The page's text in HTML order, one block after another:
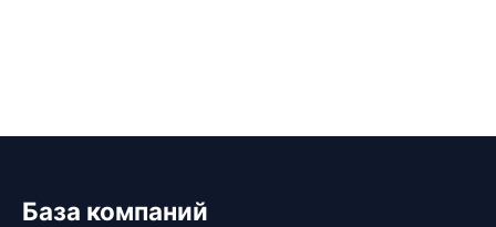
База компаний